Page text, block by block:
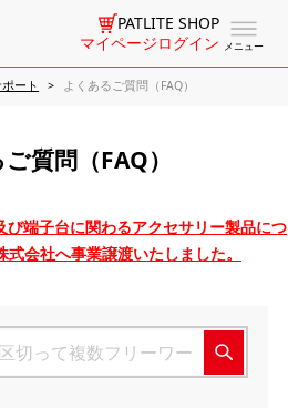
メニュー
PATLITE SHOP
マイページログイン
ート よくあるご質問（FAQ）
質問（FAQ）
端子台に関わるアクセサリー製品につ
会社へ事業譲渡いたしました。